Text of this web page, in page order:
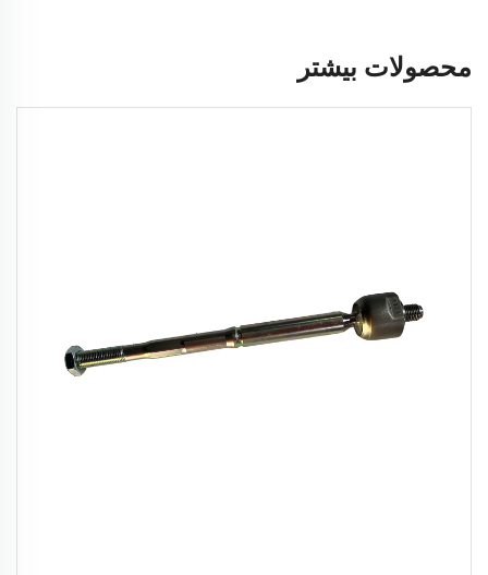
محصولات بیشتر